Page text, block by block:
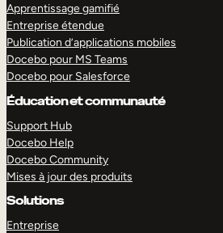
Apprentissage gamifié
Entreprise étendue
Publication d’applications mobiles
Docebo pour MS Teams
Docebo pour Salesforce
Éducation et communauté
Support Hub
Docebo Help
Docebo Community
Mises à jour des produits
Solutions
Entreprise